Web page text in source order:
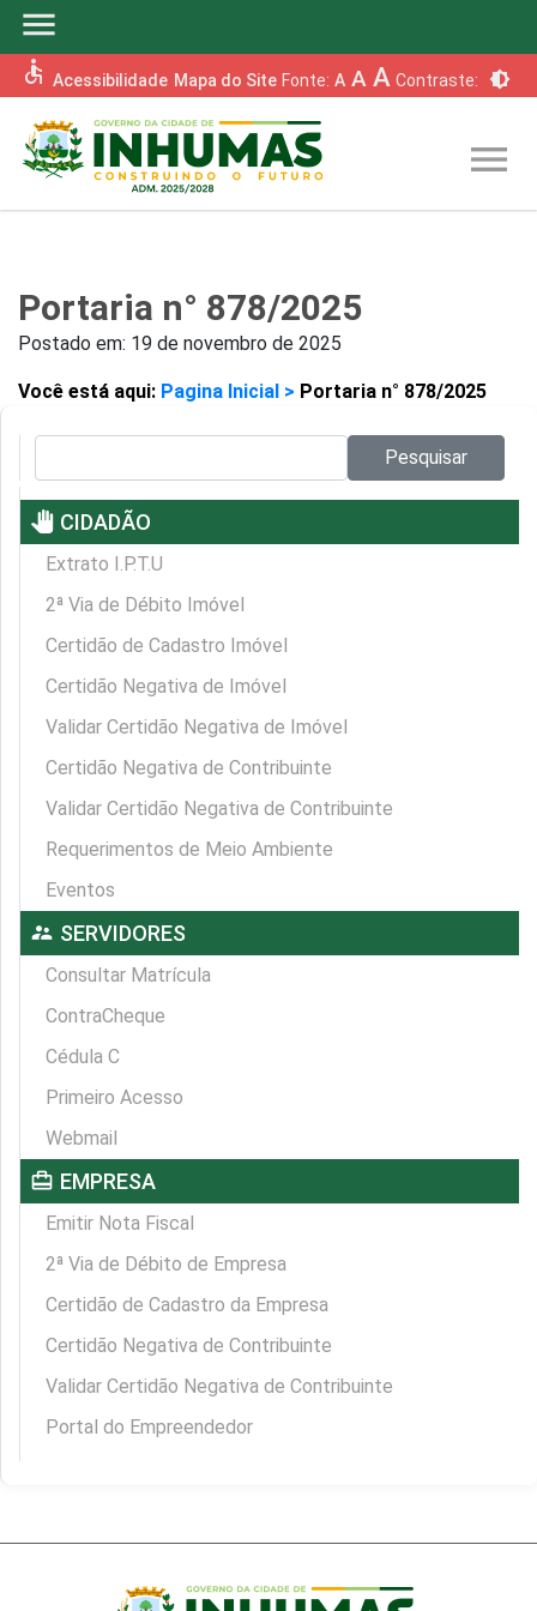
menu
accessible Acessibilidade Mapa do Site Fonte: A A A Contraste: brightness_6
menu
Portaria n° 878/2025
Postado em: 19 de novembro de 2025
Você está aqui: Pagina Inicial > Portaria n° 878/2025
Pesquisar
pan_tool CIDADÃO
Extrato I.P.T.U
2ª Via de Débito Imóvel
Certidão de Cadastro Imóvel
Certidão Negativa de Imóvel
Validar Certidão Negativa de Imóvel
Certidão Negativa de Contribuinte
Validar Certidão Negativa de Contribuinte
Requerimentos de Meio Ambiente
Eventos
supervisor_account SERVIDORES
Consultar Matrícula
ContraCheque
Cédula C
Primeiro Acesso
Webmail
card_travel EMPRESA
Emitir Nota Fiscal
2ª Via de Débito de Empresa
Certidão de Cadastro da Empresa
Certidão Negativa de Contribuinte
Validar Certidão Negativa de Contribuinte
Portal do Empreendedor